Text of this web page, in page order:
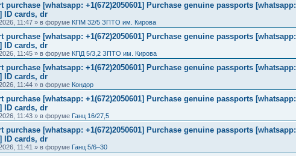
purchase [whatsapp: +1(672)2050601] Purchase genuine passports [whatsapp:
ID cards, dr
11:47 » в форуме КПМ 32/5 ЗПТО им. Кирова
purchase [whatsapp: +1(672)2050601] Purchase genuine passports [whatsapp:
ID cards, dr
11:45 » в форуме КПД 5/3,2 ЗПТО им. Кирова
purchase [whatsapp: +1(672)2050601] Purchase genuine passports [whatsapp:
ID cards, dr
11:44 » в форуме Кондор
purchase [whatsapp: +1(672)2050601] Purchase genuine passports [whatsapp:
ID cards, dr
11:43 » в форуме Ганц 16/27,5
purchase [whatsapp: +1(672)2050601] Purchase genuine passports [whatsapp:
ID cards, dr
11:41 » в форуме Ганц 5/6–30